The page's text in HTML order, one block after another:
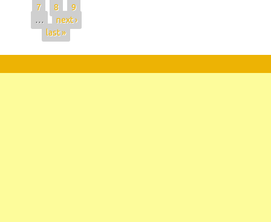
7
8
9
…
next ›
last »